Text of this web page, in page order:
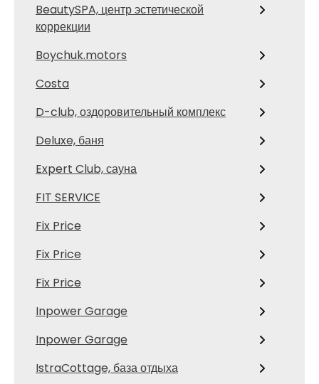
BeautySPA, центр эстетической
коррекции
Boychuk.motors
Costa
D-club, оздоровительный комплекс
Deluxe, баня
Expert Club, сауна
FIT SERVICE
Fix Price
Fix Price
Fix Price
Inpower Garage
Inpower Garage
IstraCottage, база отдыха